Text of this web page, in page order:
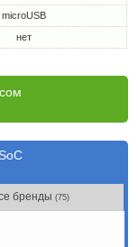
microUSB
нет
бренды(75)